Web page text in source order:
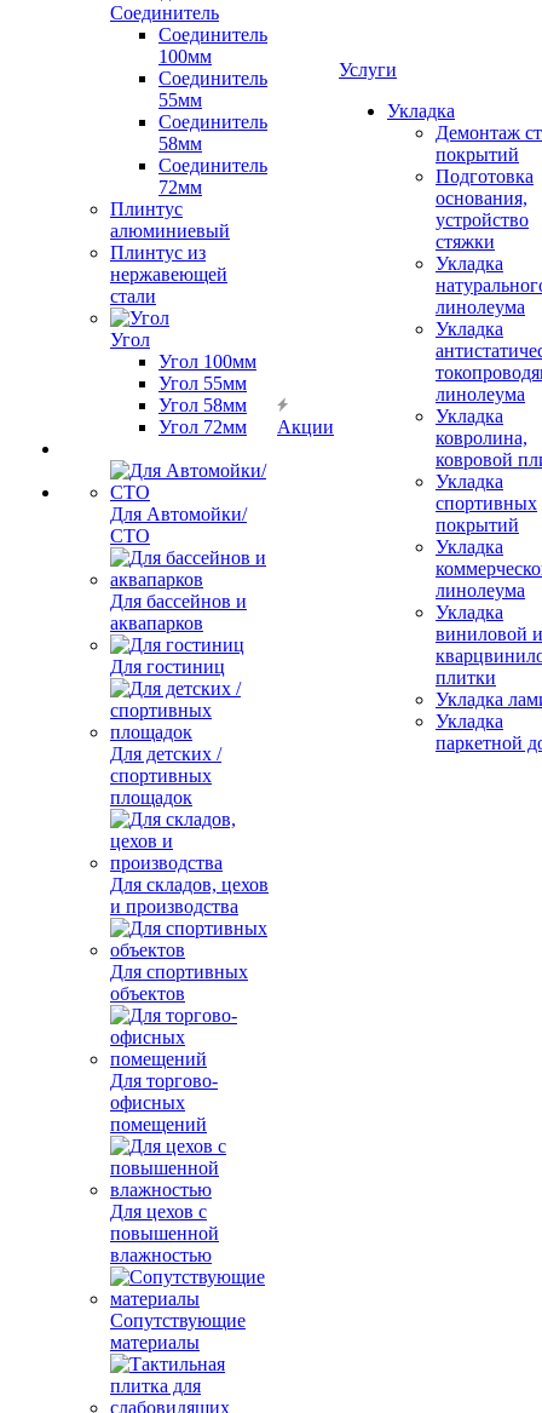
Соединитель
Соединитель
100мм
Соединитель
55мм
Соединитель
58мм
Соединитель
72мм
Плинтус
алюминиевый
Плинтус из
нержавеющей
стали
Угол
Угол 100мм
Угол 55мм
Угол 58мм
Угол 72мм
Для Автомойки/
СТО
Для бассейнов и
аквапарков
Для гостиниц
Для детских /
спортивных
площадок
Для складов, цехов
и производства
Для спортивных
объектов
Для торгово-
офисных
помещений
Для цехов с
повышенной
влажностью
Сопутствующие
материалы
Акции
Услуги
Укладка
Демонтаж
покрытий
Подготовка
основания,
устройство
стяжки
Укладка
линолеума
Укладка
линолеума
Укладка
ковролина,
ковровой
Укладка
спортивных
покрытий
Укладка
линолеума
Укладка
виниловой и
плитки
Укладка
Укладка
паркетной